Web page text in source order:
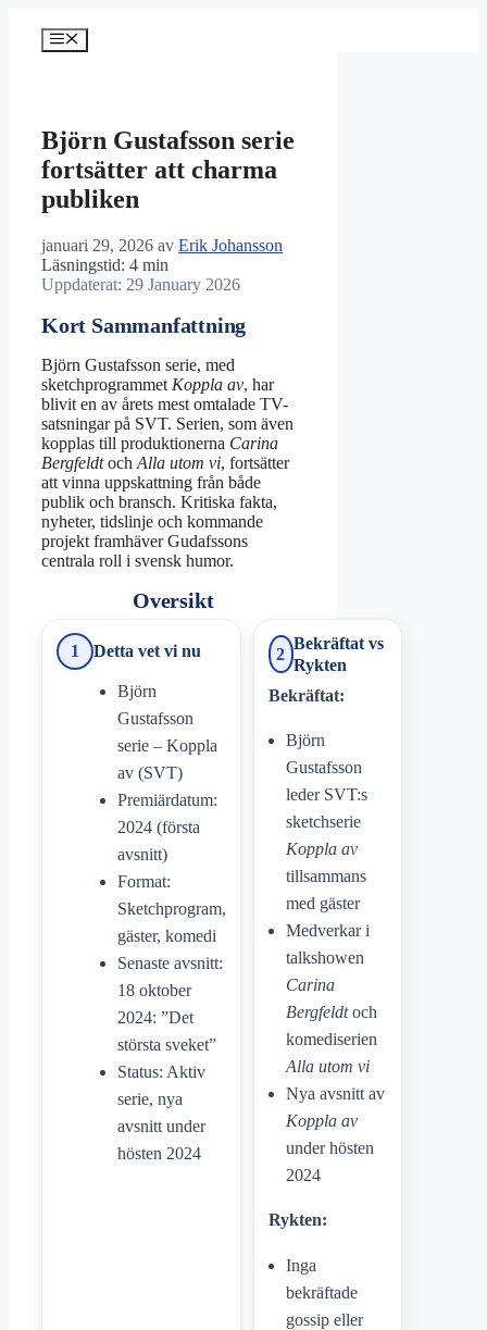
innehåll
Meny
Björn Gustafsson serie
fortsätter att charma
publiken
januari 29, 2026 av Erik Johansson
Läsningstid: 4 min
Uppdaterat: 29 January 2026
Kort Sammanfattning
Björn Gustafsson serie, med
sketchprogrammet Koppla av, har
blivit en av årets mest omtalade TV-
satsningar på SVT. Serien, som även
kopplas till produktionerna Carina
Bergfeldtoch Alla utom vi, fortsätter
att vinna uppskattning från både
publik och bransch. Kritiska fakta,
nyheter, tidslinje och kommande
projekt framhäver Gudafssons
centrala roll i svensk humor.
Oversikt
1 Detta vet vi nu
Björn
Gustafsson
serie – Koppla
av (SVT)
Premiärdatum:
2024 (första
avsnitt)
Format:
Sketchprogram,
gäster, komedi
Senaste avsnitt:
18 oktober
2024: ”Det
största sveket”
Status: Aktiv
serie, nya
avsnitt under
hösten 2024
2
Bekräftat vs
Rykten
Bekräftat:
Björn
Gustafsson
leder SVT:s
sketchserie
Koppla av
tillsammans
med gäster
Medverkar i
talkshowen
Carina
Bergfeldtoch
komediserien
Alla utom vi
Nya avsnitt av
Koppla av
under hösten
2024
Rykten:
Inga
bekräftade
gossip eller